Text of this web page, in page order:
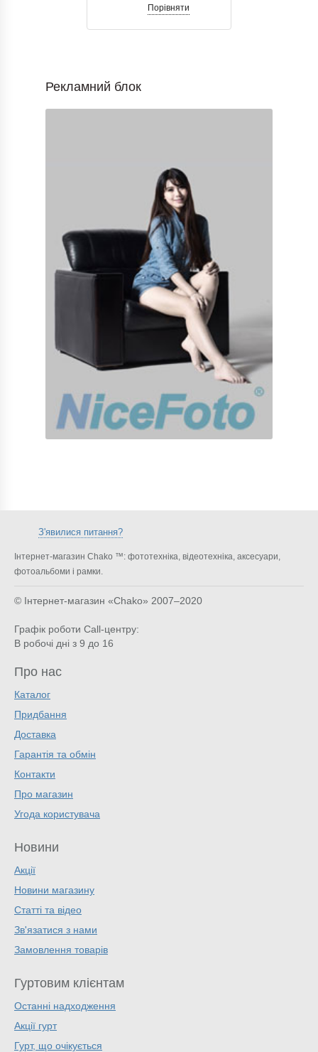
Порівняти
Рекламний блок
З'явилися питання?
Інтернет-магазин Chako ™: фототехніка, відеотехніка, аксесуари,
фотоальбоми і рамки.
© Інтернет-магазин «Chako» 2007–2020
Графік роботи Call-центру:
В робочі дні з 9 до 16
Про нас
Каталог
Придбання
Доставка
Гарантія та обмін
Контакти
Про магазин
Угода користувача
Новини
Акції
Новини магазину
Статті та відео
Зв'язатися з нами
Замовлення товарів
Гуртовим клієнтам
Останні надходження
Акції гурт
Гурт, що очікується